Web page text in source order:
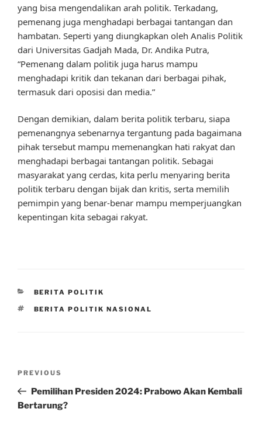
yang bisa mengendalikan arah politik. Terkadang,
pemenang juga menghadapi berbagai tantangan dan
hambatan. Seperti yang diungkapkan oleh Analis Politik
dari Universitas Gadjah Mada, Dr. Andika Putra,
“Pemenang dalam politik juga harus mampu
menghadapi kritik dan tekanan dari berbagai pihak,
termasuk dari oposisi dan media.”
Dengan demikian, dalam berita politik terbaru, siapa
pemenangnya sebenarnya tergantung pada bagaimana
pihak tersebut mampu memenangkan hati rakyat dan
menghadapi berbagai tantangan politik. Sebagai
masyarakat yang cerdas, kita perlu menyaring berita
politik terbaru dengan bijak dan kritis, serta memilih
pemimpin yang benar-benar mampu memperjuangkan
kepentingan kita sebagai rakyat.
CATEGORIES
BERITA POLITIK
TAGS
BERITA POLITIK NASIONAL
Previous
Post
PREVIOUS
Pemilihan Presiden 2024: Prabowo Akan Kembali
Bertarung?